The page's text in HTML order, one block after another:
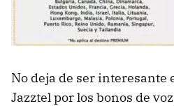
No deja de ser interesante
Jazztel por los bonos de